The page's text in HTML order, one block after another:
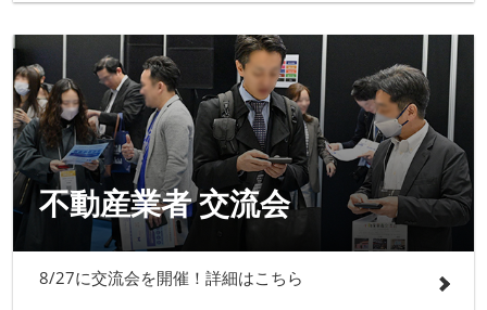
不動産業者 交流会
8/27に交流会を開催！詳細はこちら